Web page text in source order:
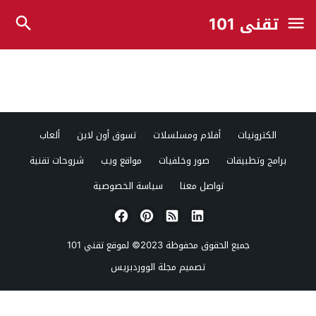
تقني 101
الكترونيات أفلام ومسلسلات تسوق أون لاين
ألعاب
برامج وتطبيقات
صور وخلفيات مواقع ويب
شروحات تقنية
تواصل معنا
سياسة الخصوصية
جميع الحقوق محفوظة 2023© لموقع
تقني 101
تصميم مجلة الووردبريس